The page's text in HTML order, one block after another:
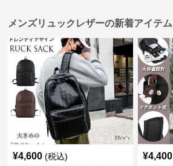
メンズリュックレザーの新着アイテム
¥4,600 (税込) ¥4,400